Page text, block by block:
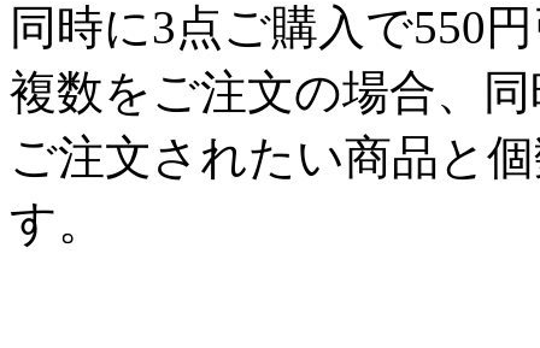
同時に3点ご購入で550
複数をご注文の場合、
ご注文されたい商品と
す。